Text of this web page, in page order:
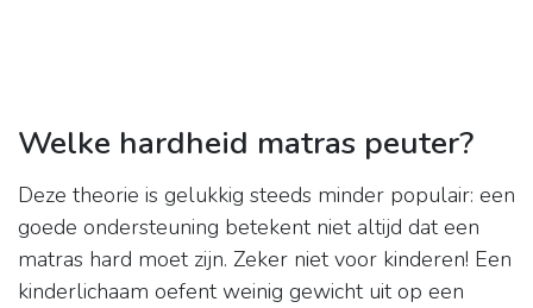
Welke hardheid matras peuter?
Deze theorie is gelukkig steeds minder populair: een
goede ondersteuning betekent niet altijd dat een
matras hard moet zijn. Zeker niet voor kinderen! Een
kinderlichaam oefent weinig gewicht uit op een